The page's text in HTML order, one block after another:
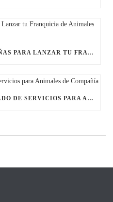
ÚLTIMAS BECAS NAVIDEÑAS PARA LANZAR TU FRANQUICIA DE ANIMALES DE COMPAÑÍA
TENDENCIAS DEL MERCADO DE SERVICIOS PARA ANIMALES DE COMPAÑÍA